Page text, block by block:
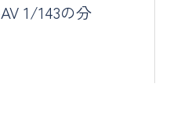
1/143の分